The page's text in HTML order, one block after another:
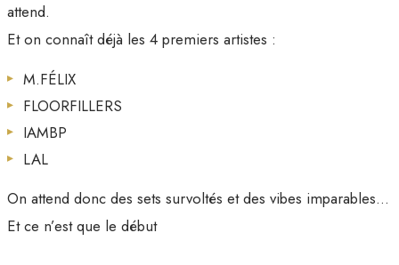
attend.
Et on connaît déjà les 4 premiers artistes :
M.FÉLIX
FLOORFILLERS
IAMBP
LAL
On attend donc des sets survoltés et des vibes imparables…
Et ce n’est que le début